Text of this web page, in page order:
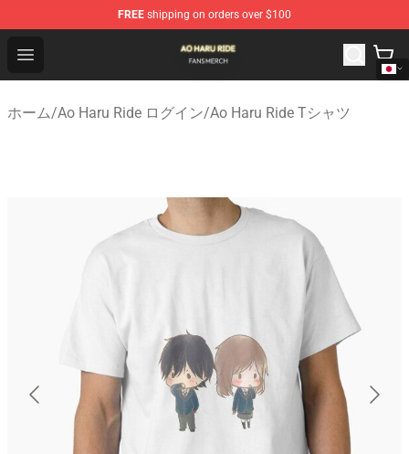
FREE shipping on orders over $100
Open menu
Ao Haru Ride Shop - Official Ao Haru Ride Merchandise
ホーム/Ao Haru Ride ログイン/Ao Haru Ride Tシャツ